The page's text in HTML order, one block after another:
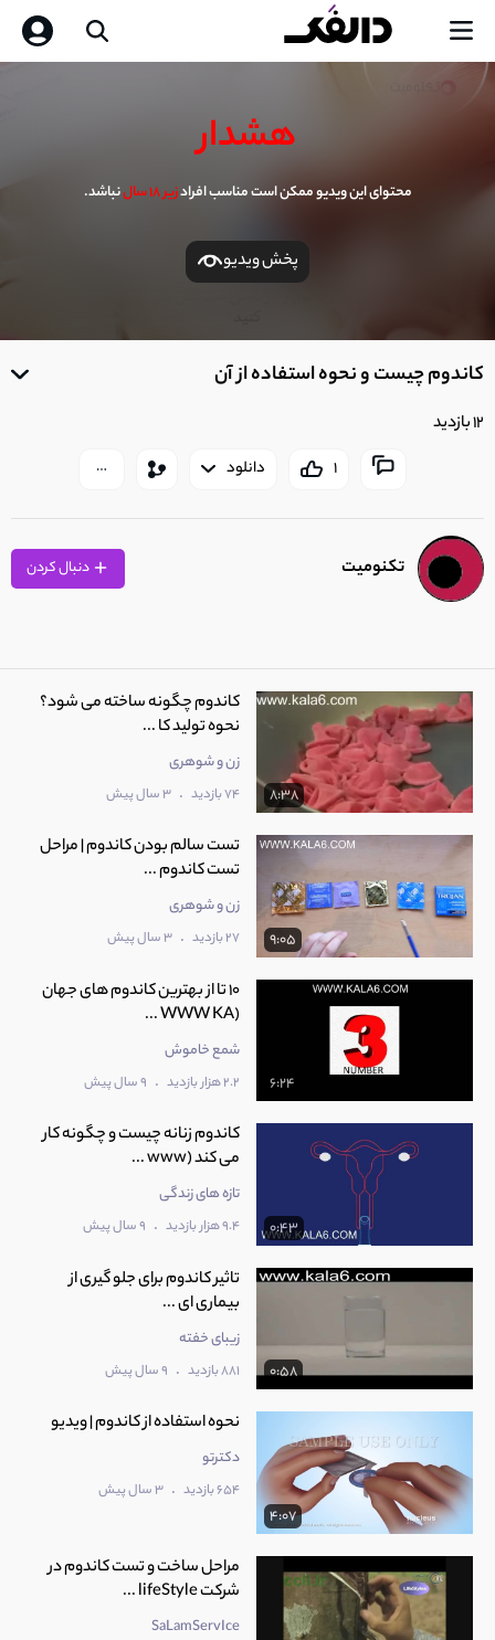
هشدار
محتوای این ویدیو ممکن است مناسب افرادزیر 18 سال نباشد.
پخش ویدیو
0
of کاندوم چیست و نحوه استفاده از آن
12 بازدید
1 دانلود
تکنومیت
8:38
کاندوم چگونه ساخته می شود؟
نحوه تولید کا ...
زن و شوهری
74 بازدید . 3 سال پیش
9:05
تست سالم بودن کاندوم | مراحل
تست کاندوم ...
زن و شوهری
27 بازدید . 3 سال پیش
6:24
‫10 تا از بهترین کاندوم های جهان
(WWW KA ...
شمع خاموش
2.2 هزار بازدید . 9 سال پیش
0:43
‫کاندوم زنانه چیست و چگونه کار
می کند (www ...
تازه های زندگی
9.4 هزار بازدید . 9 سال پیش
0:58
‫تاثیر کاندوم برای جلو گیری از
بیماری ای ...
زیبای خفته
881 بازدید . 9 سال پیش
4:07
نحوه استفاده از کاندوم | ویدیو
دکترتو
654 بازدید . 3 سال پیش
مراحل ساخت و تست کاندوم در
شرکت lifeStyle ...
SaLamServIce